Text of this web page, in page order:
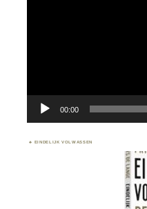
00:00
EINDELIJK VOLWASSEN